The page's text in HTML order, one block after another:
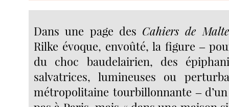
Dans une page des Cahiers de
Rilke évoque, envoûté, la figure ‒
du choc baudelairien, des
salvatrices, lumineuses ou
métropolitaine tourbillonnante ‒